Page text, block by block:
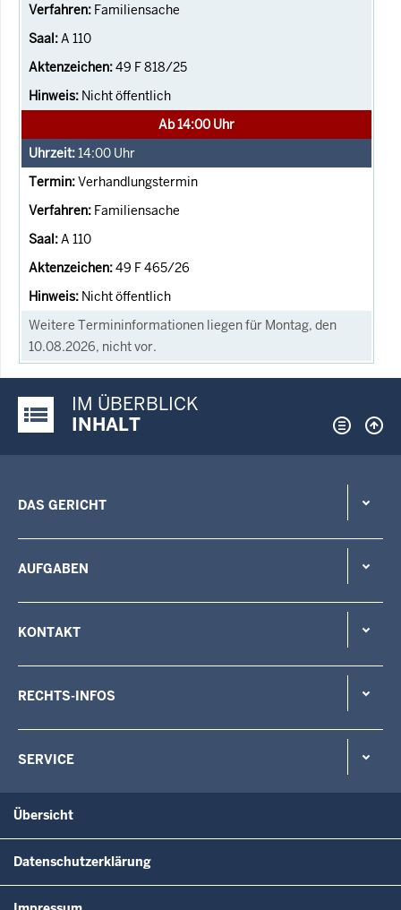
Familiensache
A 110
49 F 818/25
Nicht öffentlich
Ab 14:00 Uhr
14:00 Uhr
Verhandlungstermin
Familiensache
A 110
49 F 465/26
Nicht öffentlich
Weitere Termininformationen liegen für Montag, den
10.08.2026, nicht vor.
Justiz-Portal im Überblick:
IM ÜBERBLICK
INHALT
DAS GERICHT
AUFGABEN
KONTAKT
RECHTS-INFOS
SERVICE
Übersicht
Datenschutzerklärung